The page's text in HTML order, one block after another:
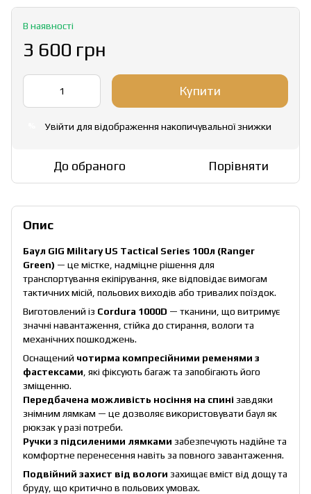
В наявності
3 600 грн
Купити
Увійти для відображення накопичувальної знижки
До обраного Порівняти
Опис
Баул GIG Military US Tactical Series 100л (Ranger
Green) — це містке, надміцне рішення для
транспортування екіпірування, яке відповідає вимогам
тактичних місій, польових виходів або тривалих поїздок.
Виготовлений із Cordura 1000D — тканини, що витримує
значні навантаження, стійка до стирання, вологи та
механічних пошкоджень.
Оснащений чотирма компресійними ременями з
фастексами , які фіксують багаж та запобігають його
зміщенню.
Передбачена можливість носіння на спині завдяки
знімним лямкам — це дозволяє використовувати баул як
рюкзак у разі потреби.
Ручки з підсиленими лямками забезпечують надійне та
комфортне перенесення навіть за повного завантаження.
Подвійний захист від вологи захищає вміст від дощу та
бруду, що критично в польових умовах.